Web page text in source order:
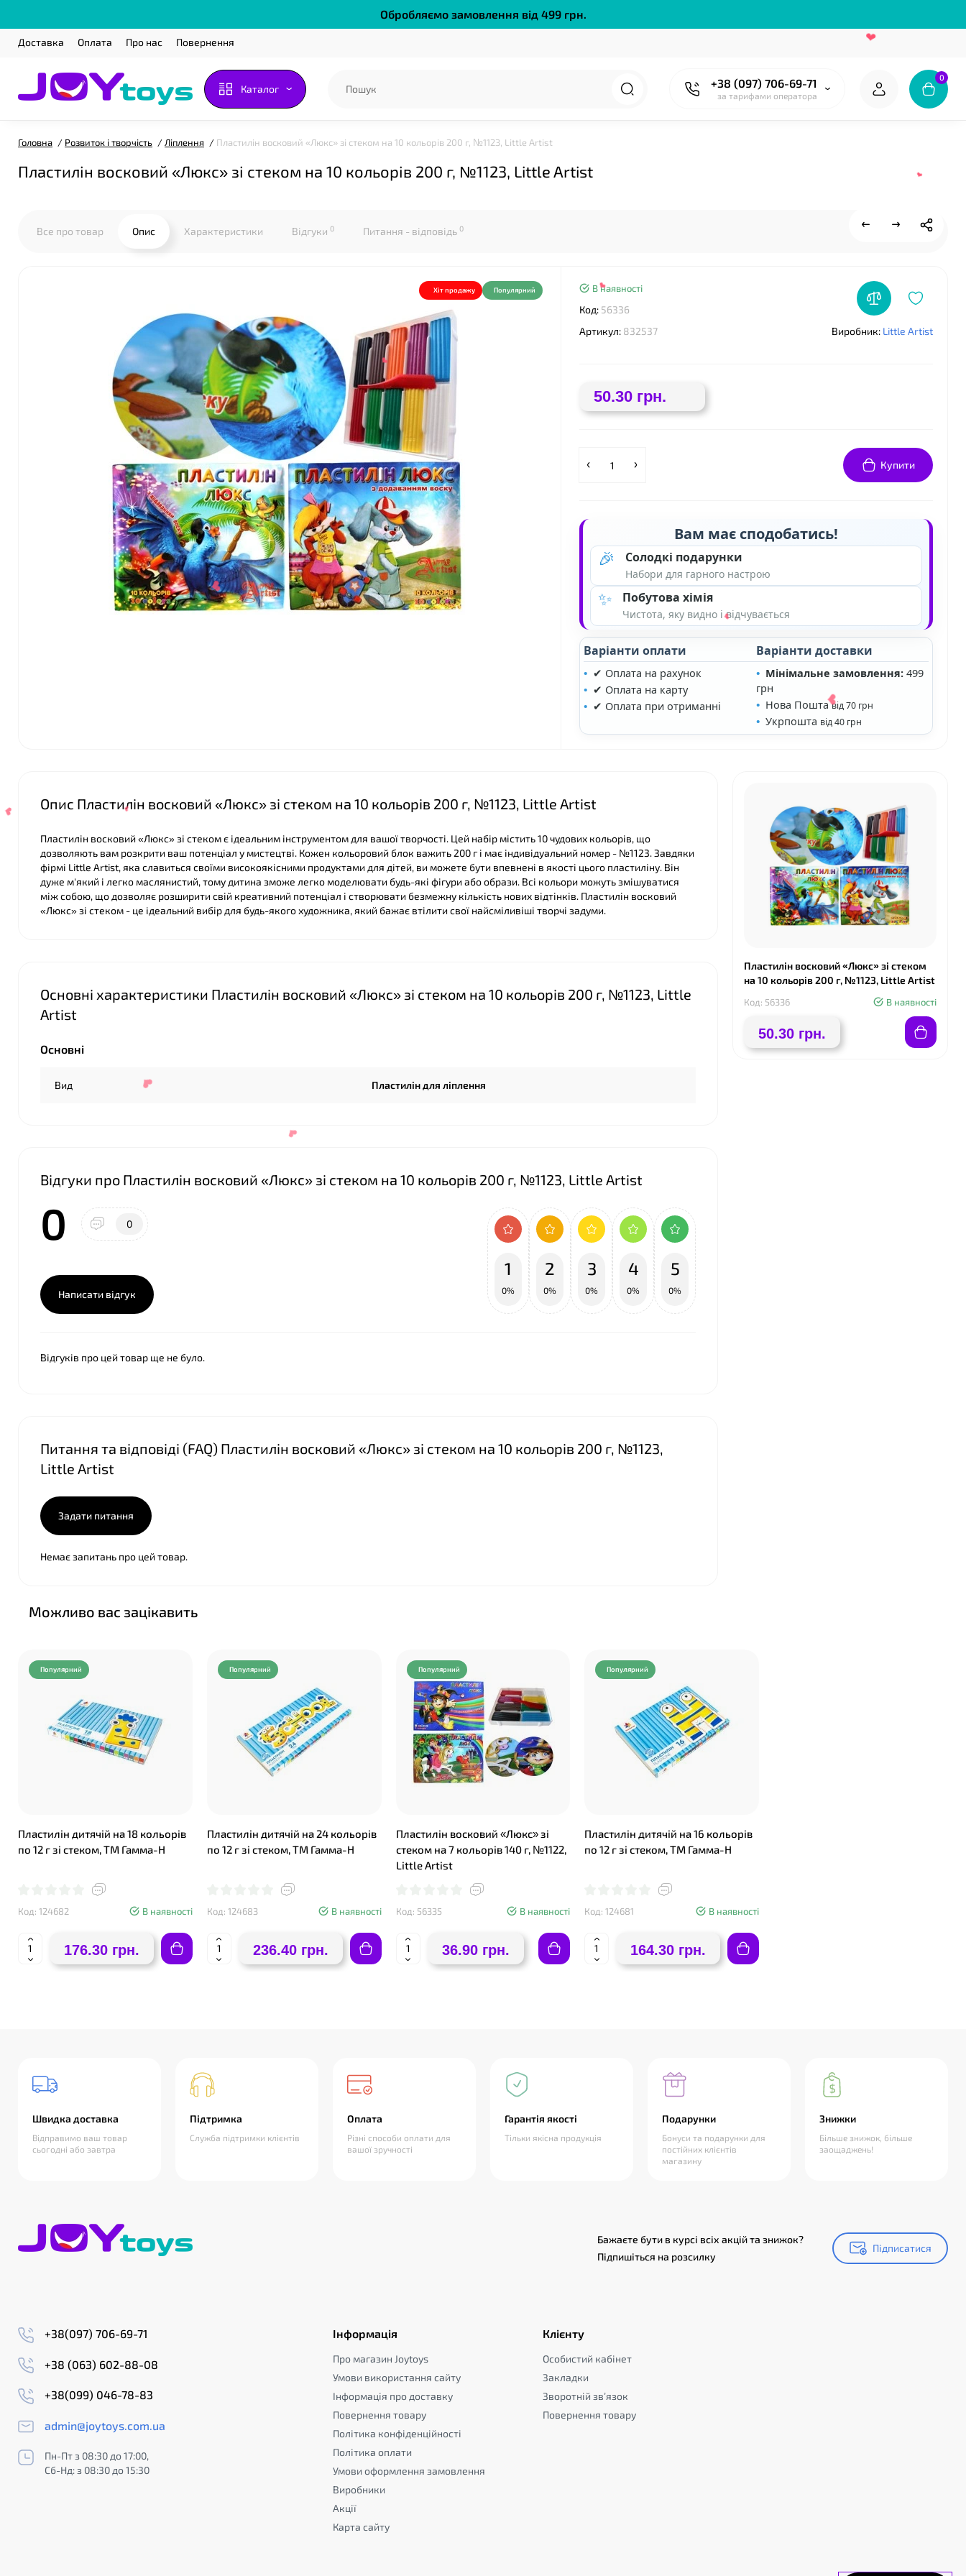
Обробляємо замовлення від 499 грн.
Доставка Оплата Про нас Повернення
Каталог +38 (097) 706-69-71
за тарифами оператора
0
Головна Розвиток і творчість Ліплення Пластилін восковий «Люкс» зі стеком на 10 кольорів 200 г, №1123, Little Artist
Пластилін восковий «Люкс» зі стеком на 10 кольорів 200 г, №1123, Little Artist
Все про товар Опис Характеристики Відгуки 0 Питання - відповідь 0
Хіт продажу Популярний В наявності
Код: 56336
Артикул: 832537 Виробник: Little Artist
50.30 грн.
Купити
Вам має сподобатись!
🎉 Солодкі подарунки
Набори для гарного настрою
✨ Побутова хімія
Чистота, яку видно і відчувається
Варіанти оплати
✔ Оплата на рахунок
✔ Оплата на карту
✔ Оплата при отриманні
Варіанти доставки
Мінімальне замовлення:499
грн
Нова Поштавід 70 грн
Укрпошта від 40 грн
Опис Пластилін восковий «Люкс» зі стеком на 10 кольорів 200 г, №1123, Little Artist
Пластилін восковий «Люкс» зі стеком є ідеальним інструментом для вашої творчості. Цей набір містить 10 чудових кольорів, що
дозволяють вам розкрити ваш потенціал у мистецтві. Кожен кольоровий блок важить 200 г і має індивідуальний номер - №1123. Завдяки
фірмі Little Artist, яка славиться своїми високоякісними продуктами для дітей, ви можете бути впевнені в якості цього пластиліну. Він
дуже м'який і легко маслянистий, тому дитина зможе легко моделювати будь-які фігури або образи. Всі кольори можуть змішуватися
між собою, що дозволяє розширити свій креативний потенціал і створювати безмежну кількість нових відтінків. Пластилін восковий
«Люкс» зі стеком - це ідеальний вибір для будь-якого художника, який бажає втілити свої найсміливіші творчі задуми.
Основні характеристики Пластилін восковий «Люкс» зі стеком на 10 кольорів 200 г, №1123, Little
Artist
Основні
Вид Пластилін для ліплення
Відгуки про Пластилін восковий «Люкс» зі стеком на 10 кольорів 200 г, №1123, Little Artist
0 0
Написати відгук
1
0%
2
0%
3
0%
4
0%
5
0%
Відгуків про цей товар ще не було.
Питання та відповіді (FAQ) Пластилін восковий «Люкс» зі стеком на 10 кольорів 200 г, №1123,
Little Artist
Задати питання
Немає запитань про цей товар.
Пластилін восковий «Люкс» зі стеком
на 10 кольорів 200 г, №1123, Little Artist
Код: 56336 В наявності
50.30 грн.
Можливо вас зацікавить
Популярний
Пластилін дитячій на 18 кольорів
по 12 г зі стеком, ТМ Гамма-Н
Код: 124682 В наявності
176.30 грн.
Популярний
Пластилін дитячій на 24 кольорів
по 12 г зі стеком, ТМ Гамма-Н
Код: 124683 В наявності
236.40 грн.
Популярний
Пластилін восковий «Люкс» зі
стеком на 7 кольорів 140 г, №1122,
Little Artist
Код: 56335 В наявності
36.90 грн.
Популярний
Пластилін дитячій на 16 кольорів
по 12 г зі стеком, ТМ Гамма-Н
Код: 124681 В наявності
164.30 грн.
Швидка доставка
Відправимо ваш товар
сьогодні або завтра
Підтримка
Служба підтримки клієнтів
Оплата
Різні способи оплати для
вашої зручності
Гарантія якості
Тільки якісна продукція
Подарунки
Бонуси та подарунки для
постійних клієнтів
магазину
Знижки
Більше знижок, більше
заощаджень!
Бажаєте бути в курсі всіх акцій та знижок?
Підпишіться на розсилку
Підписатися
Підписатися
+38(097) 706-69-71
+38 (063) 602-88-08
+38(099) 046-78-83
admin@joytoys.com.ua
Пн-Пт з 08:30 до 17:00,
Сб-Нд: з 08:30 до 15:30
Інформація
Про магазин Joytoys
Умови використання сайту
Інформація про доставку
Повернення товару
Політика конфіденційності
Політика оплати
Умови оформлення замовлення
Виробники
Акції
Карта сайту
Клієнту
Особистий кабінет
Закладки
Зворотній зв’язок
Повернення товару
❤
❤
❤
❤
❤
❤